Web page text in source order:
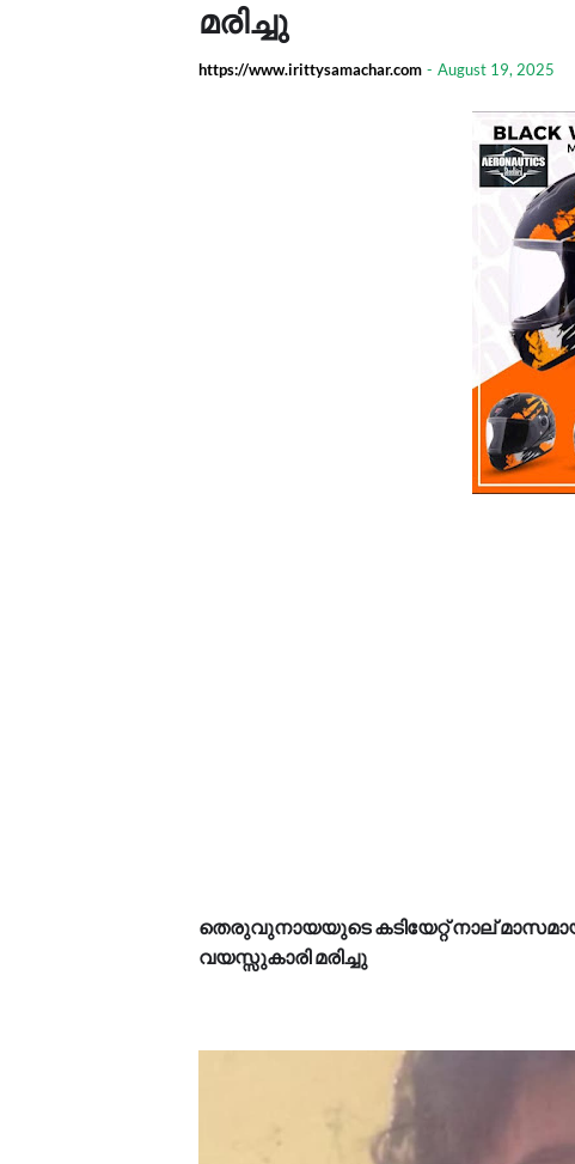
മരിച്ചു
https://www.irittysamachar.com - August 19, 2025
തെരുവുനായയുടെ കടിയേറ്റ് നാല്
വയസ്സുകാരി മരിച്ചു